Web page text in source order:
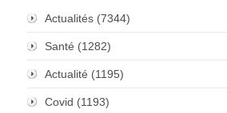
Actualités (7344)
Santé (1282)
Actualité (1195)
Covid (1193)